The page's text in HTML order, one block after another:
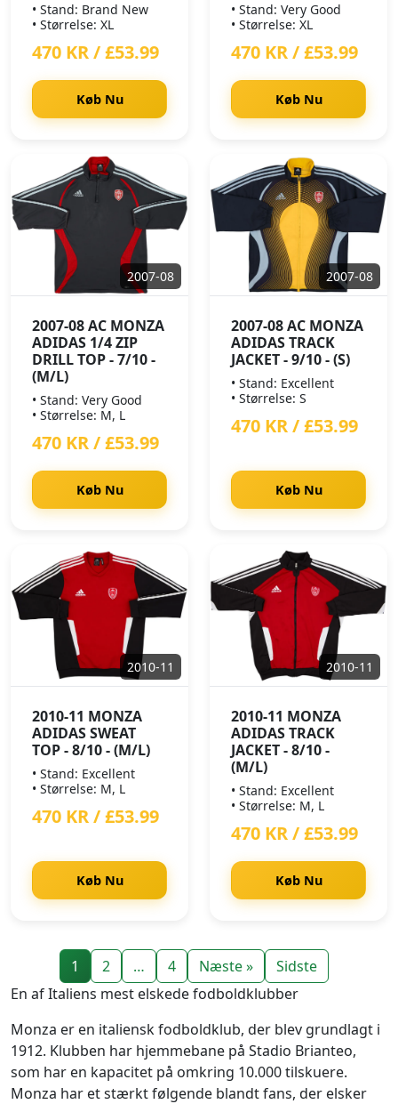
• Stand: Brand New
• Størrelse: XL
470 KR / £53.99
Køb Nu
• Stand: Very Good
• Størrelse: XL
470 KR / £53.99
Køb Nu
2007-08
2007-08 AC MONZA
ADIDAS 1/4 ZIP
DRILL TOP - 7/10 -
(M/L)
• Stand: Very Good
• Størrelse: M, L
470 KR / £53.99
Køb Nu
2007-08
2007-08 AC MONZA
ADIDAS TRACK
JACKET - 9/10 - (S)
• Stand: Excellent
• Størrelse: S
470 KR / £53.99
Køb Nu
2010-11
2010-11 MONZA
ADIDAS SWEAT
TOP - 8/10 - (M/L)
• Stand: Excellent
• Størrelse: M, L
470 KR / £53.99
Køb Nu
2010-11
2010-11 MONZA
ADIDAS TRACK
JACKET - 8/10 -
(M/L)
• Stand: Excellent
• Størrelse: M, L
470 KR / £53.99
Køb Nu
1 2 … 4 Næste »
Sidste
En af Italiens mest elskede fodboldklubber
Monza er en italiensk fodboldklub, der blev grundlagt i
1912. Klubben har hjemmebane på Stadio Brianteo,
som har en kapacitet på omkring 10.000 tilskuere.
Monza har et stærkt følgende blandt fans, der elsker